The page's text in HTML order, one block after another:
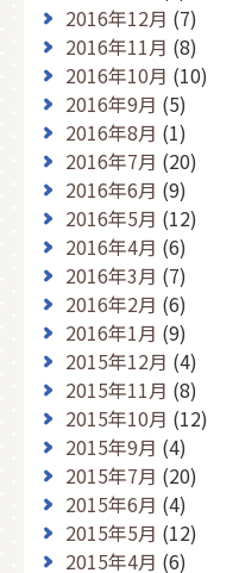
2016年12月 (7)
2016年11月 (8)
2016年10月 (10)
2016年9月 (5)
2016年8月 (1)
2016年7月 (20)
2016年6月 (9)
2016年5月 (12)
2016年4月 (6)
2016年3月 (7)
2016年2月 (6)
2016年1月 (9)
2015年12月 (4)
2015年11月 (8)
2015年10月 (12)
2015年9月 (4)
2015年7月 (20)
2015年6月 (4)
2015年5月 (12)
2015年4月 (6)